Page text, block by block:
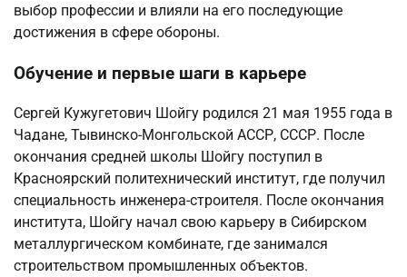
выбор профессии и влияли на его последующие
достижения в сфере обороны.
Обучение и первые шаги в карьере
Сергей Кужугетович Шойгу родился 21 мая 1955 года в
Чадане, Тывинско-Монгольской АССР, СССР. После
окончания средней школы Шойгу поступил в
Красноярский политехнический институт, где получил
специальность инженера-строителя. После окончания
института, Шойгу начал свою карьеру в Сибирском
металлургическом комбинате, где занимался
строительством промышленных объектов.